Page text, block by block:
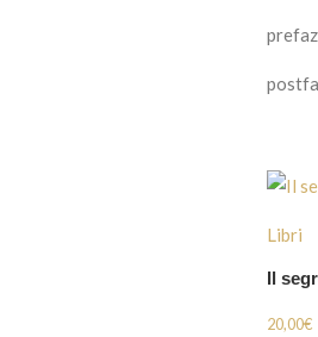
Libri
Il
20,00€